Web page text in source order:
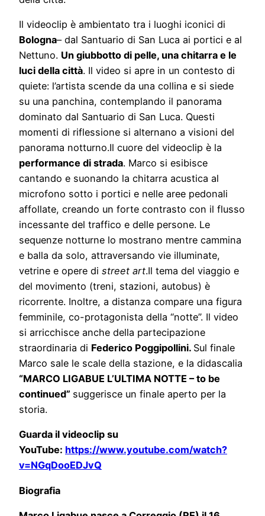
Il videoclip è ambientato tra i luoghi iconici di
Bologna– dal Santuario di San Luca ai portici e al
Nettuno. Un giubbotto di pelle, una chitarra e le
luci della città. Il video si apre in un contesto di
quiete: l’artista scende da una collina e si siede
su una panchina, contemplando il panorama
dominato dal Santuario di San Luca. Questi
momenti di riflessione si alternano a visioni del
panorama notturno.Il cuore del videoclip è la
performance di strada. Marco si esibisce
cantando e suonando la chitarra acustica al
microfono sotto i portici e nelle aree pedonali
affollate, creando un forte contrasto con il flusso
incessante del traffico e delle persone. Le
sequenze notturne lo mostrano mentre cammina
e balla da solo, attraversando vie illuminate,
vetrine e opere di street art.Il tema del viaggio e
del movimento (treni, stazioni, autobus) è
ricorrente. Inoltre, a distanza compare una figura
femminile, co-protagonista della “notte”. Il video
si arricchisce anche della partecipazione
straordinaria di Federico Poggipollini. Sul finale
Marco sale le scale della stazione, e la didascalia
“MARCO LIGABUE L’ULTIMA NOTTE – to be
continued” suggerisce un finale aperto per la
storia.
Guarda il videoclip su
YouTube: https://www.youtube.com/watch?
v=NGqDooEDJvQ
Biografia